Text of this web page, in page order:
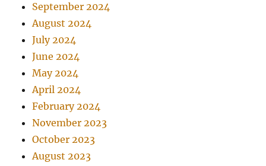
September 2024
August 2024
July 2024
June 2024
May 2024
April 2024
February 2024
November 2023
October 2023
August 2023